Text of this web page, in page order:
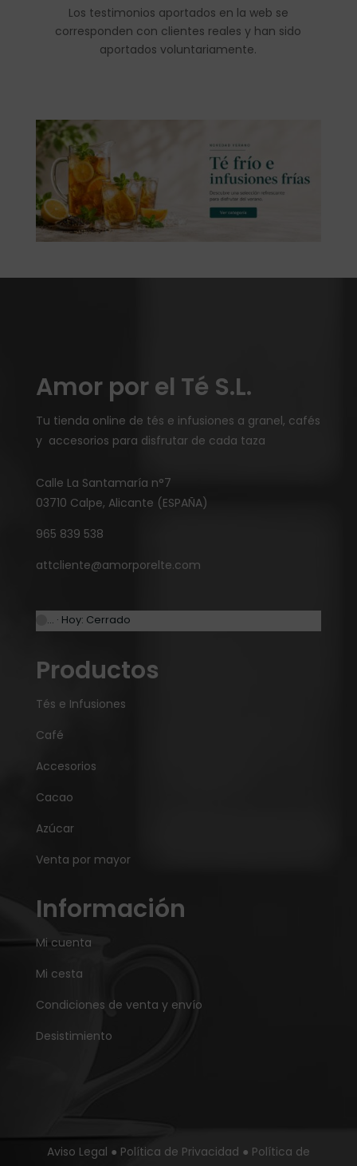
Los testimonios aportados en la web se
corresponden con clientes reales y han sido
aportados voluntariamente.
Amor por el Té S.L.
Tu tienda online de tés e infusiones a granel, cafés
y accesorios para disfrutar de cada taza
Calle La Santamaría n°7
03710 Calpe, Alicante (ESPAÑA)
965 839 538
attcliente@amorporelte.com
… · Hoy: Cerrado
Productos
Tés e Infusiones
Café
Accesorios
Cacao
Azúcar
Venta por mayor
Información
Mi cuenta
Mi cesta
Condiciones de venta y envío
Desistimiento
Aviso Legal ● Política de Privacidad ● Política de